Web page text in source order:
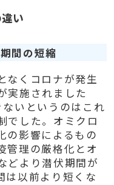
い
間の短縮
なくコロナが発生
実施されました
いというのはこれ
でした。オミクロ
の影響によるもの
管理の厳格化とオ
どより潜伏期間が
は以前より短くな